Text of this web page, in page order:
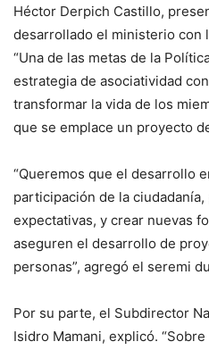
Héctor Derpich Castillo,
desarrollado el ministerio con
“Una de las metas de la
estrategia de asociatividad
transformar la vida de los
que se emplace un proyecto
“Queremos que el desarrollo
participación de la
expectativas, y crear nuevas
aseguren el desarrollo de
personas”, agregó el seremi
Por su parte, el Subdirector
Isidro Mamani, explicó.